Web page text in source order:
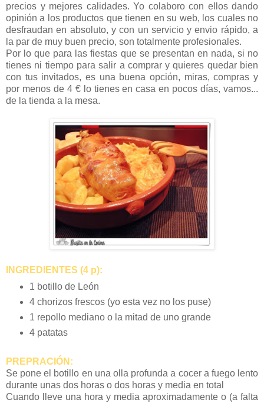
precios y mejores calidades. Yo colaboro con ellos dando
opinión a los productos que tienen en su web, los cuales no
desfraudan en absoluto, y con un servicio y envio rápido, a
la par de muy buen precio, son totalmente profesionales.
Por lo que para las fiestas que se presentan en nada, si no
tienes ni tiempo para salir a comprar y quieres quedar bien
con tus invitados, es una buena opción, miras, compras y
por menos de 4 € lo tienes en casa en pocos días, vamos...
de la tienda a la mesa.
INGREDIENTES (4 p):
1 botillo de León
4 chorizos frescos (yo esta vez no los puse)
1 repollo mediano o la mitad de uno grande
4 patatas
PREPRACIÓN:
Se pone el botillo en una olla profunda a cocer a fuego lento
durante unas dos horas o dos horas y media en total
Cuando lleve una hora y media aproximadamente o (a falta